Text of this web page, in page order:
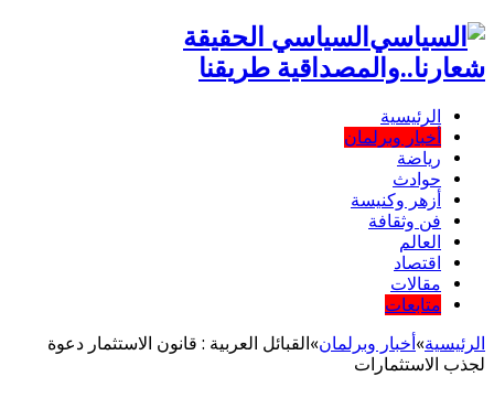
السياسي الحقيقة
شعارنا..والمصداقية طريقنا
الرئيسية
أخبار وبرلمان
رياضة
حوادث
أزهر وكنيسة
فن وثقافة
العالم
اقتصاد
مقالات
متابعات
الرئيسية»أخبار وبرلمان»القبائل العربية : قانون الاستثمار دعوة
لجذب الاستثمارات